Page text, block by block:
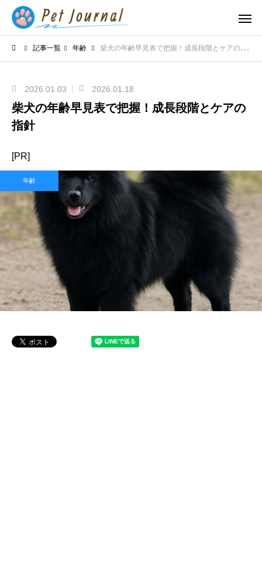
記事一覧 年齢 柴犬の年齢早見表で把握！成長段階とケアの指針
2026.01.03 2026.01.18
柴犬の年齢早見表で把握！成長段階とケアの
指針
[PR]
年齢